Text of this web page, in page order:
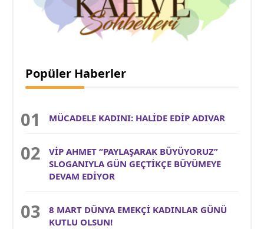
Popüler Haberler
MÜCADELE KADINI: HALİDE EDİP ADIVAR
VİP AHMET “PAYLAŞARAK BÜYÜYORUZ”
SLOGANIYLA GÜN GEÇTİKÇE BÜYÜMEYE
DEVAM EDİYOR
8 MART DÜNYA EMEKÇİ KADINLAR GÜNÜ
KUTLU OLSUN!